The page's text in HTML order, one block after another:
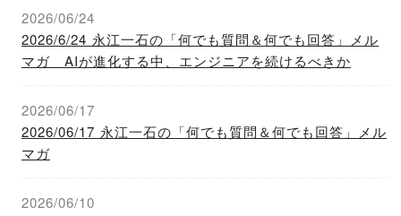
2026/06/24
2026/6/24 永江一石の「何でも質問＆何でも回答」メル
マガ AIが進化する中、エンジニアを続けるべきか
2026/06/17
2026/06/17 永江一石の「何でも質問＆何でも回答」メル
マガ
2026/06/10